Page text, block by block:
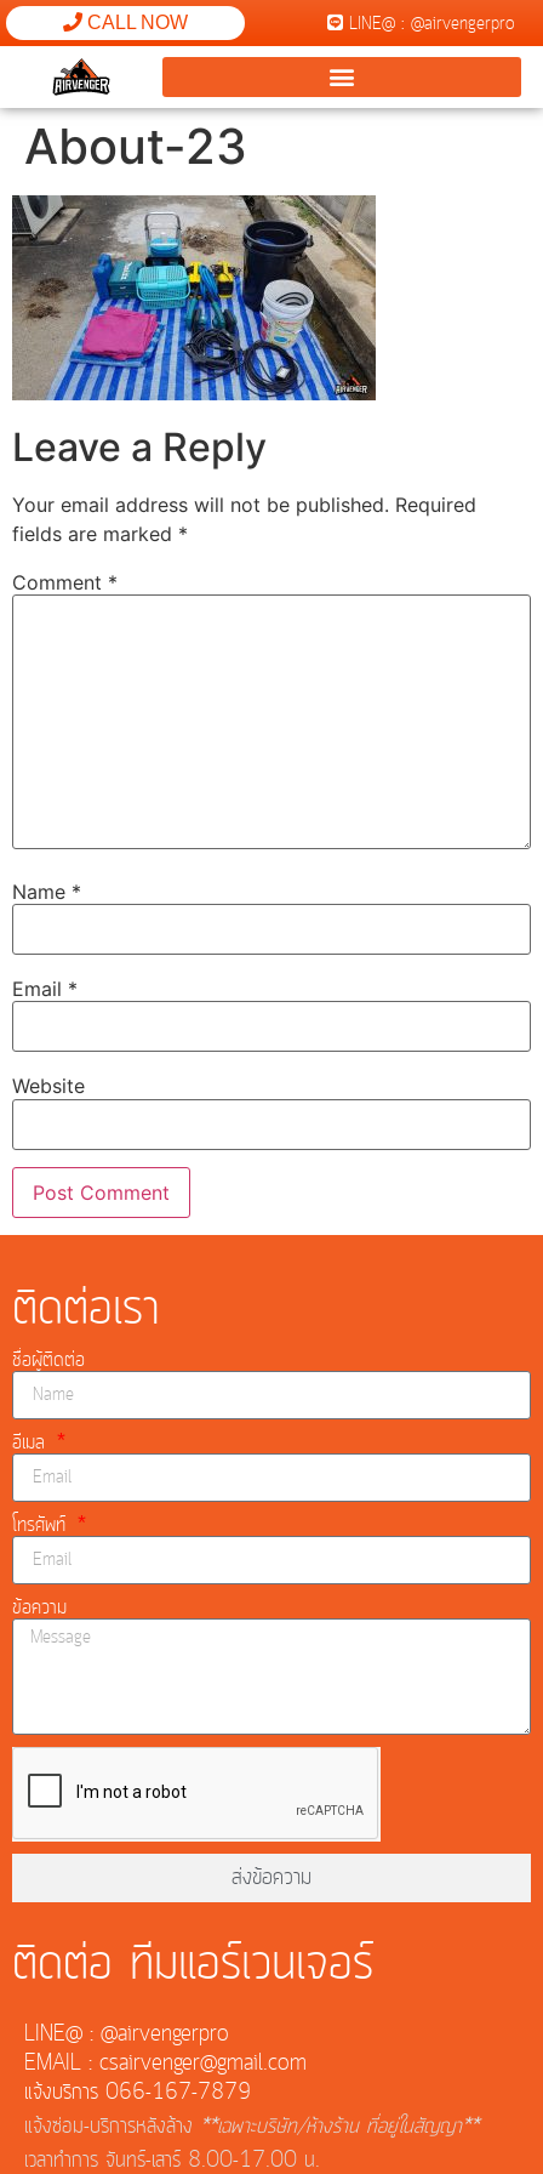
CALL NOW LINE@ : @airvengerpro
About-23
Leave a Reply
Your email address will not be published. Required
fields are marked *
Comment *
Name *
Email *
Website
ติดต่อเรา
ชื่อผู้ติดต่อ
อีเมล
โทรศัพท์
ข้อความ
ส่งข้อความ
ติดต่อ ทีมแอร์เวนเจอร์
LINE@ : @airvengerpro
EMAIL : csairvenger@gmail.com
แจ้งบริการ 066-167-7879
แจ้งซ่อม-บริการหลังล้าง **เฉพาะบริษัท/ห้างร้าน ที่อยู่ในสัญญา**
เวลาทำการ จันทร์-เสาร์ 8.00-17.00 น.